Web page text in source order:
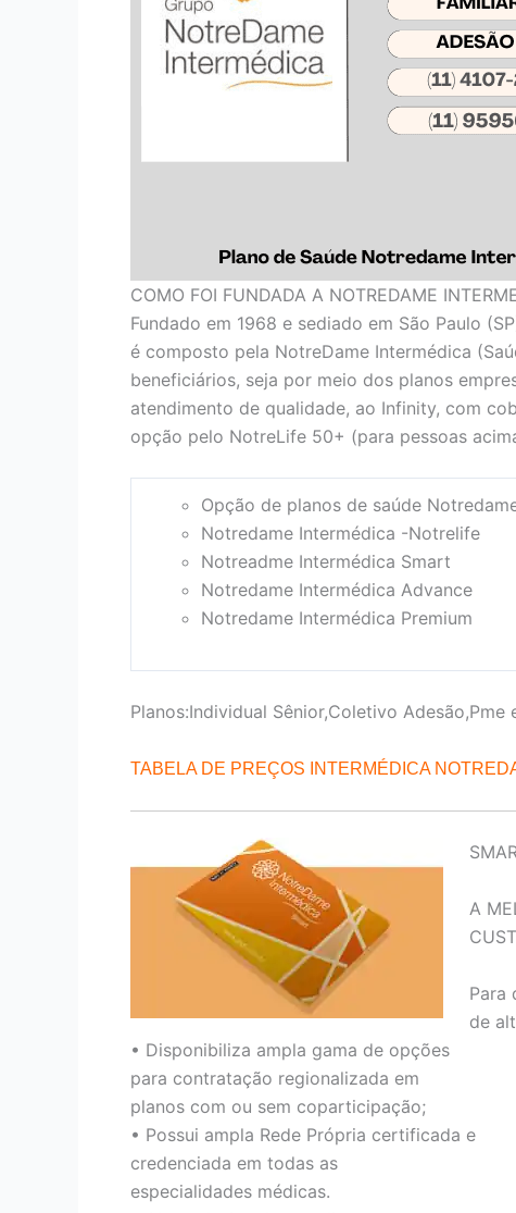
COMO FOI FUNDADA A NOTREDAME
Fundado em 1968 e sediado em São Paulo
é composto pela NotreDame Intermédica
beneficiários, seja por meio dos planos
atendimento de qualidade, ao Infinity, com
opção pelo NotreLife 50+ (para pessoas
Opção de planos de saúde
Notredame Intermédica -Notrelife
Notreadme Intermédica Smart
Notredame Intermédica Advance
Notredame Intermédica Premium
Planos:Individual Sênior,Coletivo Adesão,Pme
TABELA DE PREÇOS INTERMÉDICA
A
Para
de
• Disponibiliza ampla gama de opções
para contratação regionalizada em
planos com ou sem coparticipação;
• Possui ampla Rede Própria certificada e
credenciada em todas as
especialidades médicas.